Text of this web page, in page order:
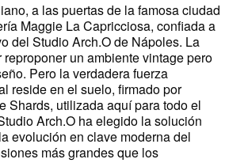
a las puertas de la famosa ciudad
Maggie La Capricciosa, confiada a
del Studio Arch.O de Nápoles. La
un ambiente vintage pero
Pero la verdadera fuerza
reside en el suelo, firmado por
Shards, utilizada aquí para todo el
Arch.O ha elegido la solución
evolución en clave moderna del
más grandes que los